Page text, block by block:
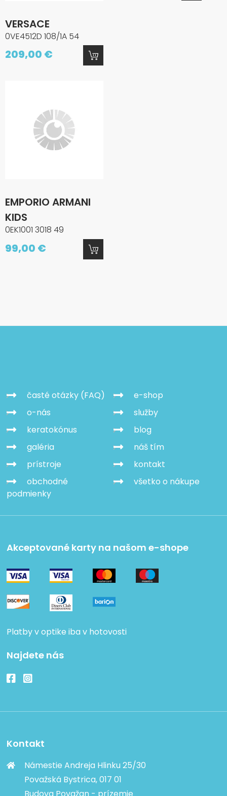
VERSACE
0VE4512D 108/1A 54
209,00 €
EMPORIO ARMANI
KIDS
0EK1001 3018 49
99,00 €
časté otázky (FAQ)
e-shop
o-nás
služby
keratokónus
blog
galéria
náš tím
prístroje
kontakt
obchodné
podmienky
všetko o nákupe
Akceptované karty na našom e-shope
Platby v optike iba v hotovosti
Najdete nás
Kontakt
Námestie Andreja Hlinku 25/30
Považská Bystrica, 017 01
Budova Považan - prízemie